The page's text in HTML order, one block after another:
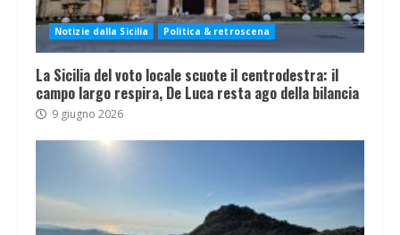
Notizie dalla Sicilia Politica & retroscena
La Sicilia del voto locale scuote il centrodestra: il
campo largo respira, De Luca resta ago della bilancia
9 giugno 2026